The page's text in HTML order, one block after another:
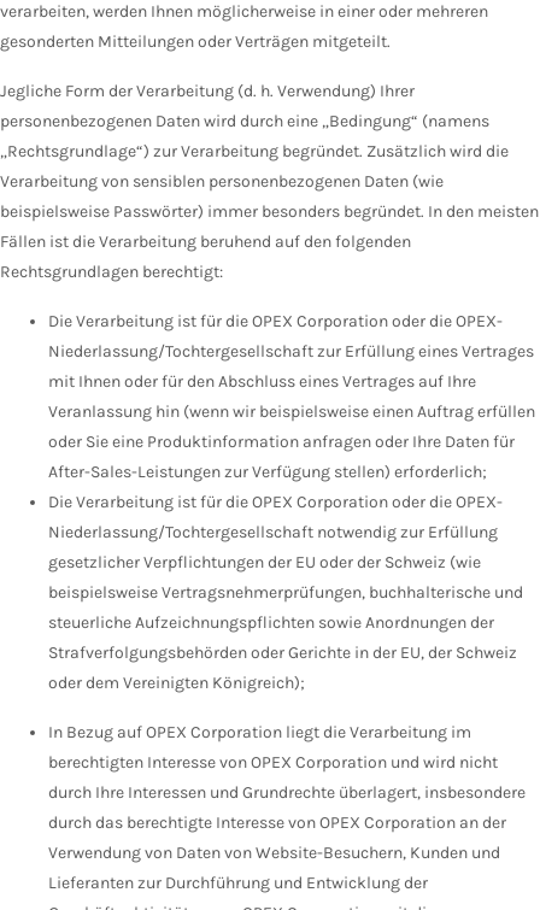
verarbeiten, werden Ihnen möglicherweise in einer oder mehreren
gesonderten Mitteilungen oder Verträgen mitgeteilt.
Jegliche Form der Verarbeitung (d. h. Verwendung) Ihrer
personenbezogenen Daten wird durch eine „Bedingung“ (namens
„Rechtsgrundlage“) zur Verarbeitung begründet. Zusätzlich wird die
Verarbeitung von sensiblen personenbezogenen Daten (wie
beispielsweise Passwörter) immer besonders begründet. In den meisten
Fällen ist die Verarbeitung beruhend auf den folgenden
Rechtsgrundlagen berechtigt:
Die Verarbeitung ist für die OPEX Corporation oder die OPEX-
Niederlassung/Tochtergesellschaft zur Erfüllung eines Vertrages
mit Ihnen oder für den Abschluss eines Vertrages auf Ihre
Veranlassung hin (wenn wir beispielsweise einen Auftrag erfüllen
oder Sie eine Produktinformation anfragen oder Ihre Daten für
After-Sales-Leistungen zur Verfügung stellen) erforderlich;
Die Verarbeitung ist für die OPEX Corporation oder die OPEX-
Niederlassung/Tochtergesellschaft notwendig zur Erfüllung
gesetzlicher Verpflichtungen der EU oder der Schweiz (wie
beispielsweise Vertragsnehmerprüfungen, buchhalterische und
steuerliche Aufzeichnungspflichten sowie Anordnungen der
Strafverfolgungsbehörden oder Gerichte in der EU, der Schweiz
oder dem Vereinigten Königreich);
In Bezug auf OPEX Corporation liegt die Verarbeitung im
berechtigten Interesse von OPEX Corporation und wird nicht
durch Ihre Interessen und Grundrechte überlagert, insbesondere
durch das berechtigte Interesse von OPEX Corporation an der
Verwendung von Daten von Website-Besuchern, Kunden und
Lieferanten zur Durchführung und Entwicklung der